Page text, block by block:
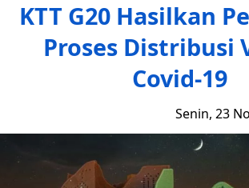
KTT G20 Hasilkan
Proses Distribusi
Covid-19
Senin, 23